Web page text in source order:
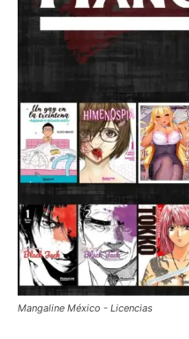
Mangaline México - Licencias